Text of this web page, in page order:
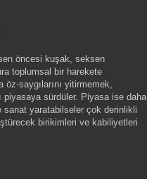
öncesi kuşak, seksen
toplumsal bir harekete
saygılarını yitirmemek,
piyasaya sürdüler. Piyasa ise daha
sanat yaratabilseler çok derinlikli
birikimleri ve kabiliyetleri